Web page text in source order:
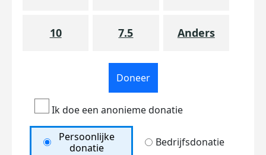
10 7.5 Anders
Doneer
Ik doe een anonieme donatie
Persoonlijke
donatie
Bedrijfsdonatie